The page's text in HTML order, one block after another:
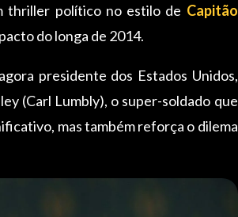
thriller político no estilo de Capitão
do longa de 2014.
presidente dos Estados Unidos,
(Carl Lumbly), o super-soldado que
mas também reforça o dilema